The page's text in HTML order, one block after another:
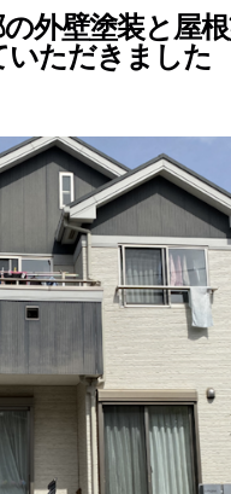
外壁塗装と屋
いただきました